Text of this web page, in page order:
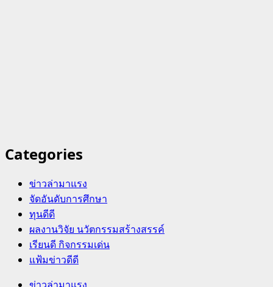
Categories
ข่าวล่ามาแรง
จัดอันดับการศึกษา
ทุนดีดี
ผลงานวิจัย นวัตกรรมสร้างสรรค์
เรียนดี กิจกรรมเด่น
แฟ้มข่าวดีดี
Primary